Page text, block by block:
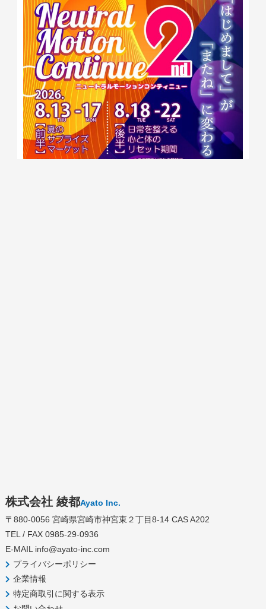
株式会社 綾都Ayato Inc.
〒880-0056 宮崎県宮崎市神宮東２丁目8-14 CAS A202
TEL / FAX 0985-29-0936
E-MAIL info@ayato-inc.com
プライバシーポリシー
企業情報
特定商取引に関する表示